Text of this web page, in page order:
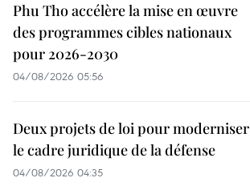
Phu Tho accélère la mise en œuvre
des programmes cibles nationaux
pour 2026-2030
04/08/2026 05:56
Deux projets de loi pour moderniser
le cadre juridique de la défense
04/08/2026 04:35